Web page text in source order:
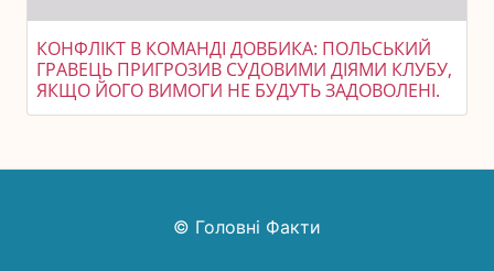
КОНФЛІКТ В КОМАНДІ ДОВБИКА: ПОЛЬСЬКИЙ
ГРАВЕЦЬ ПРИГРОЗИВ СУДОВИМИ ДІЯМИ КЛУБУ,
ЯКЩО ЙОГО ВИМОГИ НЕ БУДУТЬ ЗАДОВОЛЕНІ.
© Головні Факти